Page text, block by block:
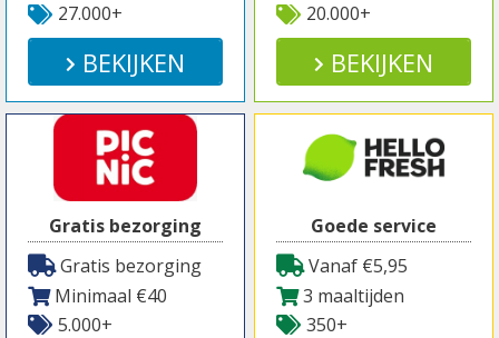
27.000+
BEKIJKEN
20.000+
BEKIJKEN
Gratis bezorging
Gratis bezorging
Minimaal €40
5.000+
Goede service
Vanaf €5,95
3 maaltijden
350+